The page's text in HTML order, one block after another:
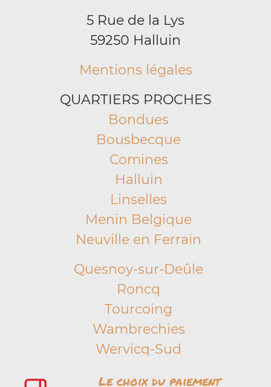
5 Rue de la Lys
59250 Halluin
Mentions légales
QUARTIERS PROCHES
Bondues
Bousbecque
Comines
Halluin
Linselles
Menin Belgique
Neuville en Ferrain
Quesnoy-sur-Deûle
Roncq
Tourcoing
Wambrechies
Wervicq-Sud
Le choix du paiement